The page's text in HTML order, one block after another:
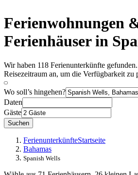
Ferienwohnungen
Ferienhäuser in
Wir haben 118 Ferienunterkünfte
Reisezeitraum an, um die Verfügbarkeit zu
Wo soll’s hingehen?
Daten
Gäste
Suchen
FerienunterkünfteStartseite
Bahamas
Spanish Wells